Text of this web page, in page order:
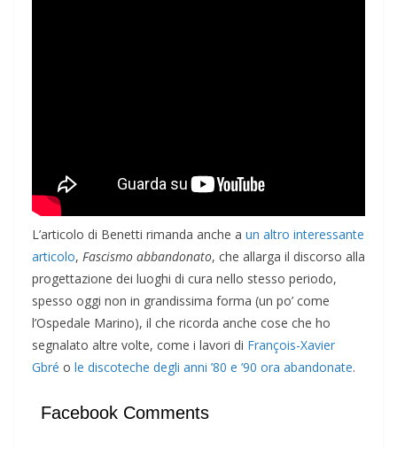
L’articolo di Benetti rimanda anche a un altro interessante
articolo, Fascismo abbandonato, che allarga il discorso alla
progettazione dei luoghi di cura nello stesso periodo,
spesso oggi non in grandissima forma (un po’ come
l’Ospedale Marino), il che ricorda anche cose che ho
segnalato altre volte, come i lavori di François-Xavier
Gbré o le discoteche degli anni ’80 e ’90 ora abandonate.
Facebook Comments